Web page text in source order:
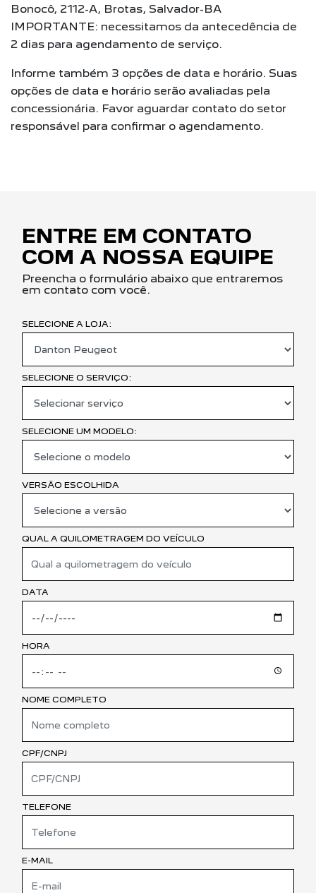
Bonocô, 2112-A, Brotas, Salvador-BA
IMPORTANTE: necessitamos da antecedência de
2 dias para agendamento de serviço.
Informe também 3 opções de data e horário. Suas
opções de data e horário serão avaliadas pela
concessionária. Favor aguardar contato do setor
responsável para confirmar o agendamento.
ENTRE EM CONTATO
COM A NOSSA EQUIPE
Preencha o formulário abaixo que entraremos
em contato com você.
SELECIONE A LOJA:
SELECIONE O SERVIÇO:
SELECIONE UM MODELO:
VERSÃO ESCOLHIDA
QUAL A QUILOMETRAGEM DO VEÍCULO
DATA
HORA
NOME COMPLETO
CPF/CNPJ
TELEFONE
E-MAIL